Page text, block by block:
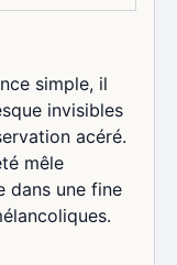
simple, il
invisibles
acéré.
mêle
dans une fine